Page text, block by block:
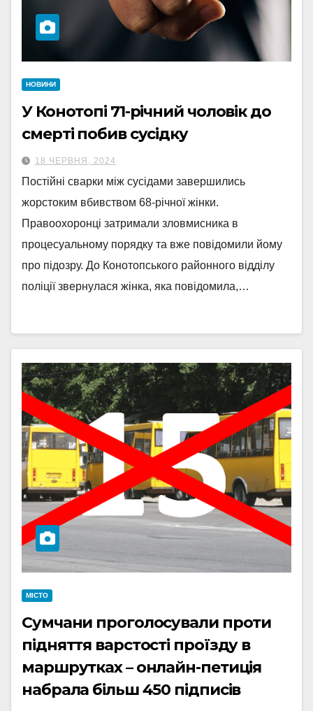
НОВИНИ
У Конотопі 71-річний чоловік до
смерті побив сусідку
18 ЧЕРВНЯ, 2024
Постійні сварки між сусідами завершились
жорстоким вбивством 68-річної жінки.
Правоохоронці затримали зловмисника в
процесуальному порядку та вже повідомили йому
про підозру. До Конотопського районного відділу
поліції звернулася жінка, яка повідомила,…
МІСТО
Сумчани проголосували проти
підняття варстості проїзду в
маршрутках – онлайн-петиція
набрала більш 450 підписів